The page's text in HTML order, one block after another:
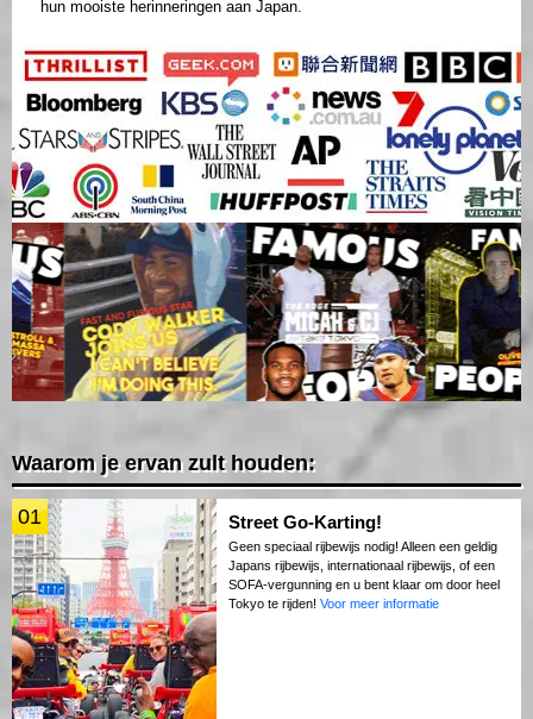
hun mooiste herinneringen aan Japan.
Waarom je ervan zult houden:
01 Street Go-Karting!
Geen speciaal rijbewijs nodig! Alleen een geldig
Japans rijbewijs, internationaal rijbewijs, of een
SOFA-vergunning en u bent klaar om door heel
Tokyo te rijden! Voor meer informatie